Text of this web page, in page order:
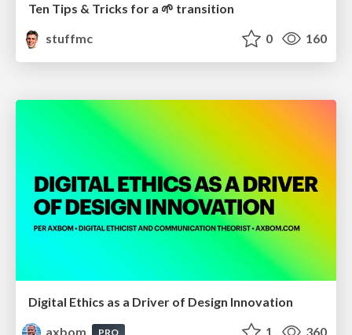
Ten Tips & Tricks for a 🌱 transition
stuffmc
0 160
Digital Ethics as a Driver of Design Innovation
axbom
PRO 1 360